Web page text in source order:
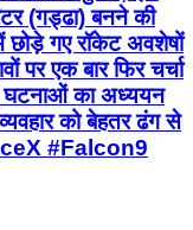
#Falcon9